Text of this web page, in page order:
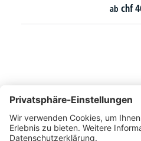
ab chf
Montags bis Freitags von 08:30 - 17:00 Uhr
+41 44 240 / 11 55
+41 44 240 / 11 57